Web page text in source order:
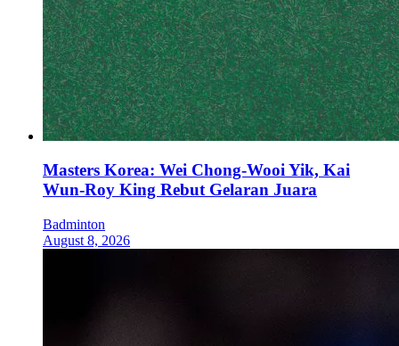
Masters Korea: Wei Chong-Wooi Yik, Kai
Wun-Roy King Rebut Gelaran Juara
Badminton
August 8, 2026